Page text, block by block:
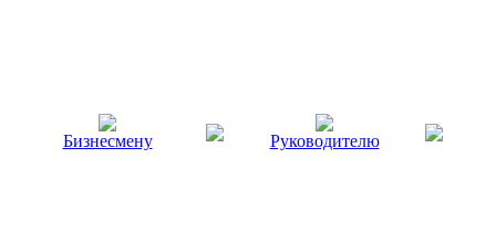
Бизнесмену Руководителю